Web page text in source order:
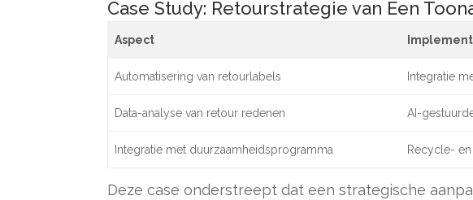
Case Study: Retourstrategie van Een
Aspect
Automatisering van retourlabels Integratie
Data-analyse van retour redenen AI-
Integratie met duurzaamheidsprogramma Recycle-
Deze case onderstreept dat een strategische